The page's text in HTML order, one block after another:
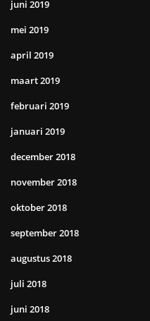
juni 2019
mei 2019
april 2019
maart 2019
februari 2019
januari 2019
december 2018
november 2018
oktober 2018
september 2018
augustus 2018
juli 2018
juni 2018